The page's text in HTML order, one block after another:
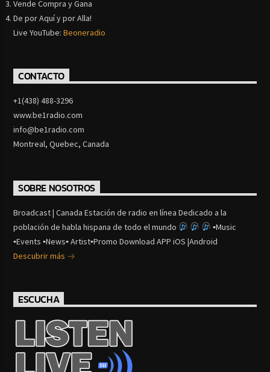
Vende Compra y Gana
De por Aquí y por Alla!
Live YouTube:Beoneradio
CONTACTO
+1(438) 488-3296
www.be1radio.com
info@be1radio.com
Montreal, Quebec, Canada
SOBRE NOSOTROS
Broadcast | Canada Estación de radio en línea Dedicado a la
población de habla hispana de todo el mundo
▪Music
▪Events ▪News▪ Artist▪Promo Download APP iOS |Android
Descubrir más
ESCUCHA